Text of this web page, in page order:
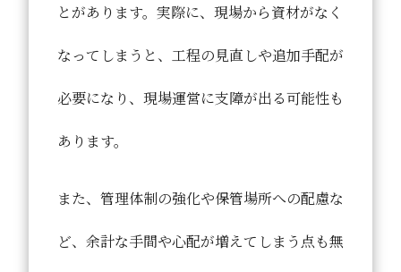
とがあります。実際に、現場から資材がなく
なってしまうと、工程の見直しや追加手配が
必要になり、現場運営に支障が出る可能性も
あります。
また、管理体制の強化や保管場所への配慮な
ど、余計な手間や心配が増えてしまう点も無